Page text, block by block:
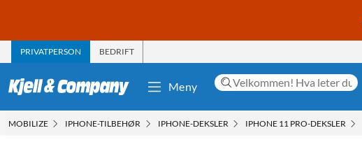
PRIVATPERSON BEDRIFT
Meny
MOBILIZE IPHONE-TILBEHØR IPHONE-DEKSLER IPHONE 11 PRO-DEKSLER